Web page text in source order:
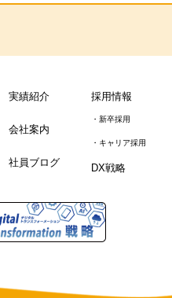
実績紹介
会社案内
社員ブログ
採用情報
新卒採用
キャリア採用
DX戦略